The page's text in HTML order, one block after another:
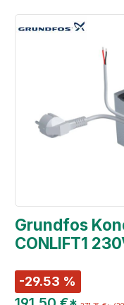
Bildergalerie überspringen
Grundfos
CONLIFT1
-29.53 %